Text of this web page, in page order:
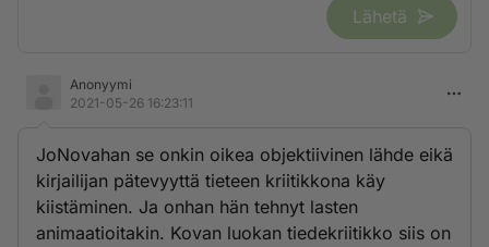
Lähetä
Anonyymi
2021-05-26 16:23:11
JoNovahan se onkin oikea objektiivinen lähde eikä
kirjailijan pätevyyttä tieteen kriitikkona käy
kiistäminen. Ja onhan hän tehnyt lasten
animaatioitakin. Kovan luokan tiedekriitikko siis on